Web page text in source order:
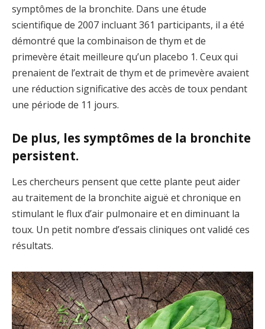
symptômes de la bronchite. Dans une étude
scientifique de 2007 incluant 361 participants, il a été
démontré que la combinaison de thym et de
primevère était meilleure qu’un placebo 1. Ceux qui
prenaient de l’extrait de thym et de primevère avaient
une réduction significative des accès de toux pendant
une période de 11 jours.
De plus, les symptômes de la bronchite
persistent.
Les chercheurs pensent que cette plante peut aider
au traitement de la bronchite aiguë et chronique en
stimulant le flux d’air pulmonaire et en diminuant la
toux. Un petit nombre d’essais cliniques ont validé ces
résultats.